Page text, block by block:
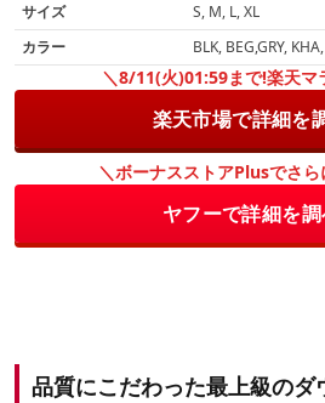
サイズ
S, M, L, XL
カラー
BLK, BEG,GRY,
＼8/11(火)01:59まで!楽天マ
楽天市場で詳細を
＼ボーナスストアPlusでさ
ヤフーで詳細を調
品質にこだわった最上級のダ